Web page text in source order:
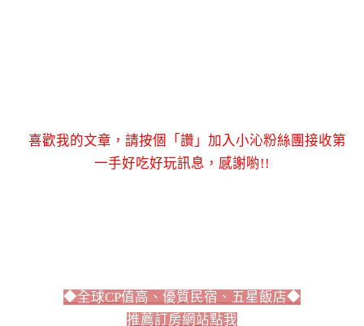
喜歡我的文章，請按個「讚」加入小沁粉絲團接收第
一手好吃好玩訊息，感謝喲!!
◆全球CP值高、優質民宿、五星飯店◆
推薦訂房網站點我